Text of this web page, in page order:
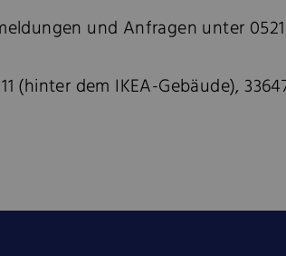
und Anfragen unter
(hinter dem IKEA-Gebäude),